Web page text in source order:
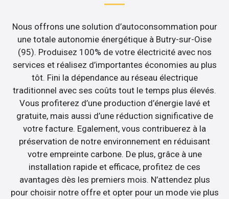
Nous offrons une solution d’autoconsommation pour
une totale autonomie énergétique à Butry-sur-Oise
(95). Produisez 100% de votre électricité avec nos
services et réalisez d’importantes économies au plus
tôt. Fini la dépendance au réseau électrique
traditionnel avec ses coûts tout le temps plus élevés.
Vous profiterez d’une production d’énergie lavé et
gratuite, mais aussi d’une réduction significative de
votre facture. Egalement, vous contribuerez à la
préservation de notre environnement en réduisant
votre empreinte carbone. De plus, grâce à une
installation rapide et efficace, profitez de ces
avantages dès les premiers mois. N’attendez plus
pour choisir notre offre et opter pour un mode vie plus